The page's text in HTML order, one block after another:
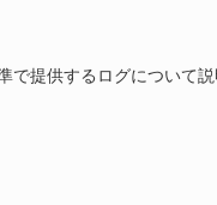
提供するログについて説